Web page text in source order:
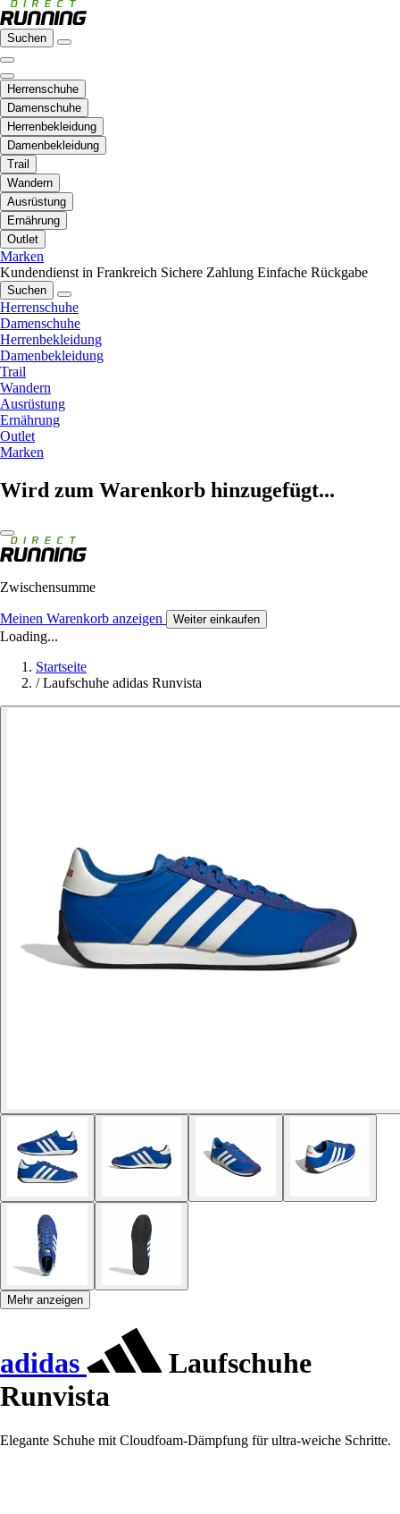
Suchen
Herrenschuhe
Damenschuhe
Herrenbekleidung
Damenbekleidung
Trail
Wandern
Ausrüstung
Ernährung
Outlet
Marken
Kundendienst in Frankreich Sichere Zahlung Einfache Rückgabe
Suchen
Herrenschuhe
Damenschuhe
Herrenbekleidung
Damenbekleidung
Trail
Wandern
Ausrüstung
Ernährung
Outlet
Marken
Wird zum Warenkorb hinzugefügt...
Zwischensumme
Meinen Warenkorb anzeigen Weiter einkaufen
Loading...
Startseite
/ Laufschuhe adidas Runvista
Mehr anzeigen
adidas
Laufschuhe
Runvista
Elegante Schuhe mit Cloudfoam-Dämpfung für ultra-weiche Schritte.